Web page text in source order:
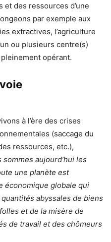
et des ressources d’une
par exemple aux
extractives, l’agriculture
ou plusieurs centre(s)
opérant.
à l’ère des crises
(saccage du
ressources, etc.),
sommes aujourd’hui les
une planète est
économique globale qui
abyssales de biens
et de la misère de
de travail et des chômeurs